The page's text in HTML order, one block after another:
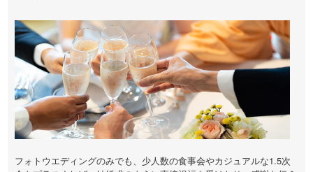
フォトウエディングのみでも、少人数の食事会やカジュアルな1.5次